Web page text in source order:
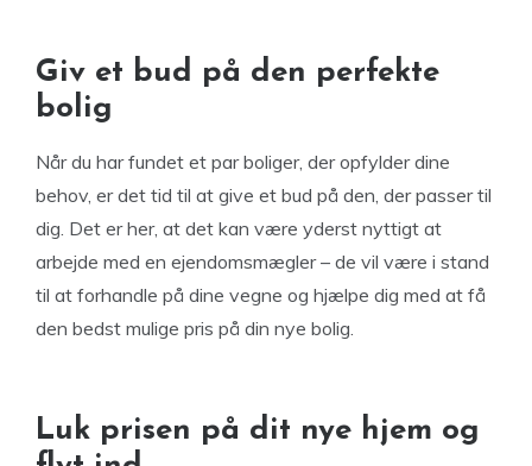
Giv et bud på den perfekte
bolig
Når du har fundet et par boliger, der opfylder dine
behov, er det tid til at give et bud på den, der passer til
dig. Det er her, at det kan være yderst nyttigt at
arbejde med en ejendomsmægler – de vil være i stand
til at forhandle på dine vegne og hjælpe dig med at få
den bedst mulige pris på din nye bolig.
Luk prisen på dit nye hjem og